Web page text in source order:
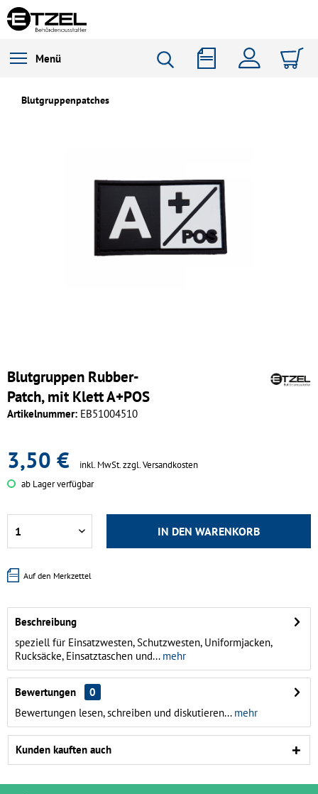
Menü
Blutgruppenpatches
Blutgruppen Rubber-
Patch, mit Klett A+POS
Artikelnummer: EB51004510
3,50 € inkl. MwSt.zzgl. Versandkosten
ab Lager verfügbar
IN DEN WARENKORB
Auf den Merkzettel
Beschreibung
speziell für Einsatzwesten, Schutzwesten, Uniformjacken,
Rucksäcke, Einsatztaschen und...mehr
Bewertungen
0
Bewertungen lesen, schreiben und diskutieren...mehr
Kunden kauften auch